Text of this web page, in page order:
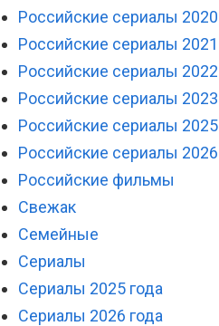
Российские сериалы 2020
Российские сериалы 2021
Российские сериалы 2022
Российские сериалы 2023
Российские сериалы 2025
Российские сериалы 2026
Российские фильмы
Свежак
Семейные
Сериалы
Сериалы 2025 года
Сериалы 2026 года